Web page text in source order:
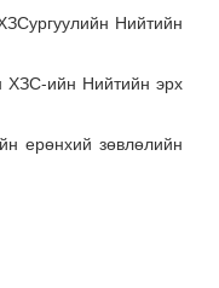
Нийтийн
Нийтийн эрх
зөвлөлийн